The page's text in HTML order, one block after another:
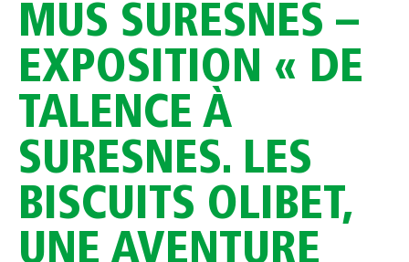
MUS SURESNES –
EXPOSITION « DE
TALENCE À
SURESNES. LES
BISCUITS OLIBET,
UNE AVENTURE